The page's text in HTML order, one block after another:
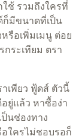
ช้ รวมถึงใครที่
ก็มีขนาดที่เป็น
รือเพิ่มเมนู ต่อย
ระเทียม ตรา
าเพียว ฟู้ดส์ ตัวนี้
ยู่แล้ว หาซื้อง่า
นช่องทาง
อใครไม่ชอบรอก็